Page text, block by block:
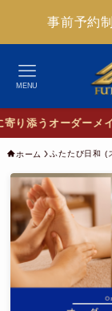
事前予約
MENU
ホーム ふたたび日和 (